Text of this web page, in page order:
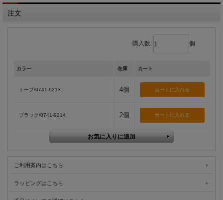
注文
購入数: 個
カラー 在庫 カート
トープ/0741-9213 4個
ブラック/0741-9214 2個
ご利用案内はこちら
ラッピングはこちら